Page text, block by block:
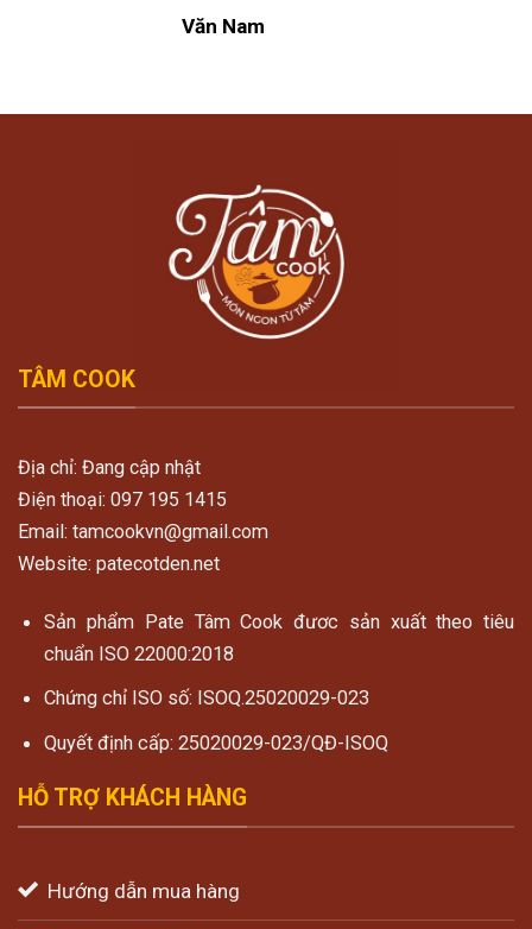
Văn Nam
TÂM COOK
Địa chỉ: Đang cập nhật
Điện thoại: 097 195 1415
Email: tamcookvn@gmail.com
Website: patecotden.net
Sản phẩm Pate Tâm Cook đươc sản xuất theo tiêu
chuẩn ISO 22000:2018
Chứng chỉ ISO số: ISOQ.25020029-023
Quyết định cấp: 25020029-023/QĐ-ISOQ
HỖ TRỢ KHÁCH HÀNG
Hướng dẫn mua hàng